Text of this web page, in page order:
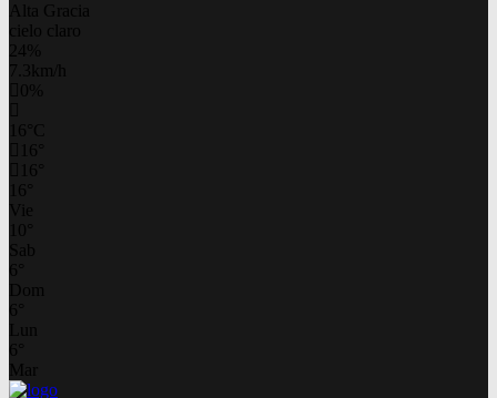
Alta Gracia
cielo claro
24%
7.3km/h
0%
16 C
16
16
16
Vie
10
Sab
6
Dom
6
Lun
6
Mar